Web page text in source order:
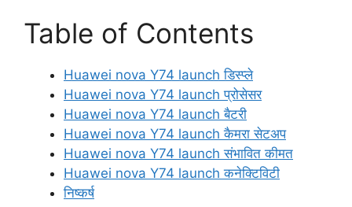
Table of Contents
Huawei nova Y74 launch डिस्प्ले
Huawei nova Y74 launch प्रोसेसर
Huawei nova Y74 launch बैटरी
Huawei nova Y74 launch कैमरा सेटअप
Huawei nova Y74 launch संभावित कीमत
Huawei nova Y74 launch कनेक्टिविटी
निष्कर्ष